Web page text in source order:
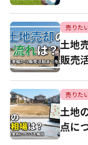
売りた
土地
販売
売りた
土地
点に